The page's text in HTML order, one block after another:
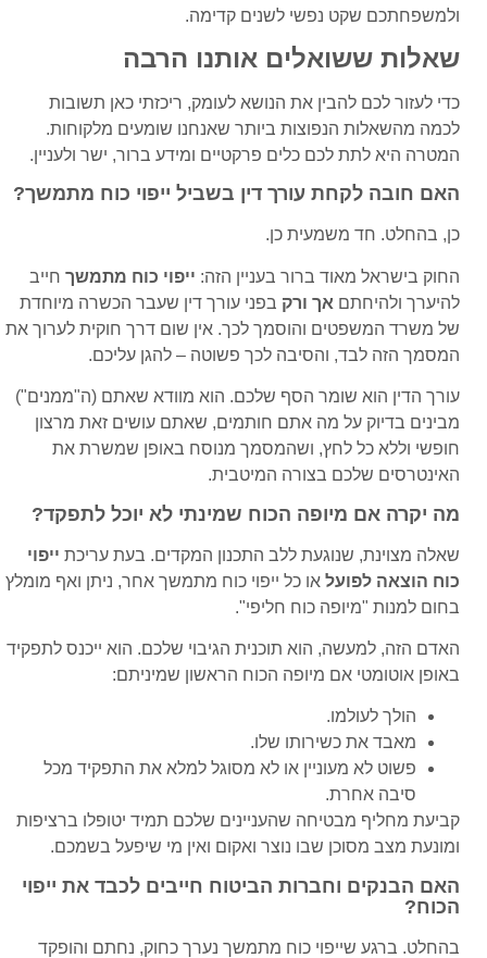
ולמשפחתכם שקט נפשי לשנים קדימה.
שאלות ששואלים אותנו הרבה
כדי לעזור לכם להבין את הנושא לעומק, ריכזתי כאן תשובות
לכמה מהשאלות הנפוצות ביותר שאנחנו שומעים מלקוחות.
המטרה היא לתת לכם כלים פרקטיים ומידע ברור, ישר ולעניין.
האם חובה לקחת עורך דין בשביל ייפוי כוח מתמשך?
כן, בהחלט. חד משמעית כן.
החוק בישראל מאוד ברור בעניין הזה: ייפוי כוח מתמשך חייב
להיערך ולהיחתם אך ורק בפני עורך דין שעבר הכשרה מיוחדת
של משרד המשפטים והוסמך לכך. אין שום דרך חוקית לערוך את
המסמך הזה לבד, והסיבה לכך פשוטה – להגן עליכם.
עורך הדין הוא שומר הסף שלכם. הוא מוודא שאתם (ה"ממנים")
מבינים בדיוק על מה אתם חותמים, שאתם עושים זאת מרצון
חופשי וללא כל לחץ, ושהמסמך מנוסח באופן שמשרת את
האינטרסים שלכם בצורה המיטבית.
מה יקרה אם מיופה הכוח שמינתי לא יוכל לתפקד?
שאלה מצוינת, שנוגעת ללב התכנון המקדים. בעת עריכת ייפוי
כוח הוצאה לפועל או כל ייפוי כוח מתמשך אחר, ניתן ואף מומלץ
בחום למנות "מיופה כוח חליפי".
האדם הזה, למעשה, הוא תוכנית הגיבוי שלכם. הוא ייכנס לתפקיד
באופן אוטומטי אם מיופה הכוח הראשון שמיניתם:
הולך לעולמו.
מאבד את כשירותו שלו.
פשוט לא מעוניין או לא מסוגל למלא את התפקיד מכל
סיבה אחרת.
קביעת מחליף מבטיחה שהעניינים שלכם תמיד יטופלו ברציפות
ומונעת מצב מסוכן שבו נוצר ואקום ואין מי שיפעל בשמכם.
האם הבנקים וחברות הביטוח חייבים לכבד את ייפוי
הכוח?
בהחלט. ברגע שייפוי כוח מתמשך נערך כחוק, נחתם והופקד